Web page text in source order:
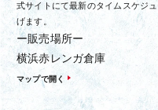
式サイトにて最新のタイムスケジ
げます。
ー販売場所ー
横浜赤レンガ倉庫
マップで開く